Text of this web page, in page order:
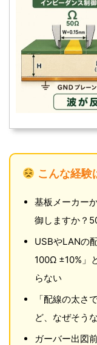
こんな経験
基板メーカー
御しますか？
USBやLANの
100Ω ±10%」
らない
「配線の太さ
ど、なぜそう
ガーバー出図